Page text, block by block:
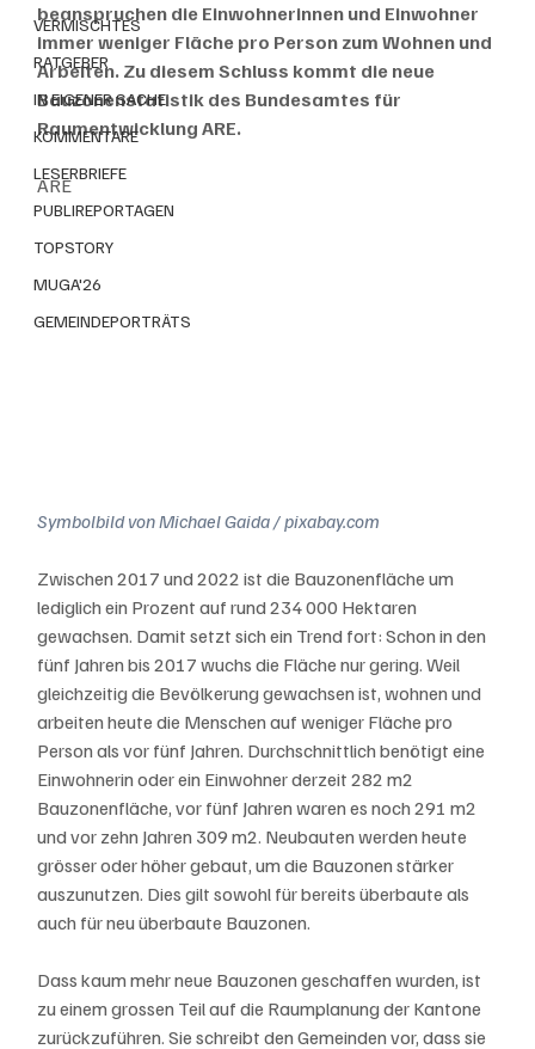
VERMISCHTES
RATGEBER
IN EIGENER SACHE
KOMMENTARE
LESERBRIEFE
PUBLIREPORTAGEN
TOPSTORY
MUGA'26
GEMEINDEPORTRÄTS
beanspruchen die Einwohnerinnen und Einwohner
immer weniger Fläche pro Person zum Wohnen und
Arbeiten. Zu diesem Schluss kommt die neue
Bauzonenstatistik des Bundesamtes für
Raumentwicklung ARE.
ARE
Symbolbild von Michael Gaida / pixabay.com
Zwischen 2017 und 2022 ist die Bauzonenfläche um
lediglich ein Prozent auf rund 234 000 Hektaren
gewachsen. Damit setzt sich ein Trend fort: Schon in den
fünf Jahren bis 2017 wuchs die Fläche nur gering. Weil
gleichzeitig die Bevölkerung gewachsen ist, wohnen und
arbeiten heute die Menschen auf weniger Fläche pro
Person als vor fünf Jahren. Durchschnittlich benötigt eine
Einwohnerin oder ein Einwohner derzeit 282 m2
Bauzonenfläche, vor fünf Jahren waren es noch 291 m2
und vor zehn Jahren 309 m2. Neubauten werden heute
grösser oder höher gebaut, um die Bauzonen stärker
auszunutzen. Dies gilt sowohl für bereits überbaute als
auch für neu überbaute Bauzonen.
Dass kaum mehr neue Bauzonen geschaffen wurden, ist
zu einem grossen Teil auf die Raumplanung der Kantone
zurückzuführen. Sie schreibt den Gemeinden vor, dass sie